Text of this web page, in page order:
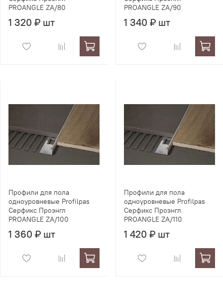
PROANGLE ZA/80
1 320 ₽ шт
PROANGLE ZA/90
1 340 ₽ шт
Профили для пола
одноуровневые Profilpas
Серфикс Проэнгл
PROANGLE ZA/100
1 360 ₽ шт
Профили для пола
одноуровневые Profilpas
Серфикс Проэнгл
PROANGLE ZA/110
1 420 ₽ шт